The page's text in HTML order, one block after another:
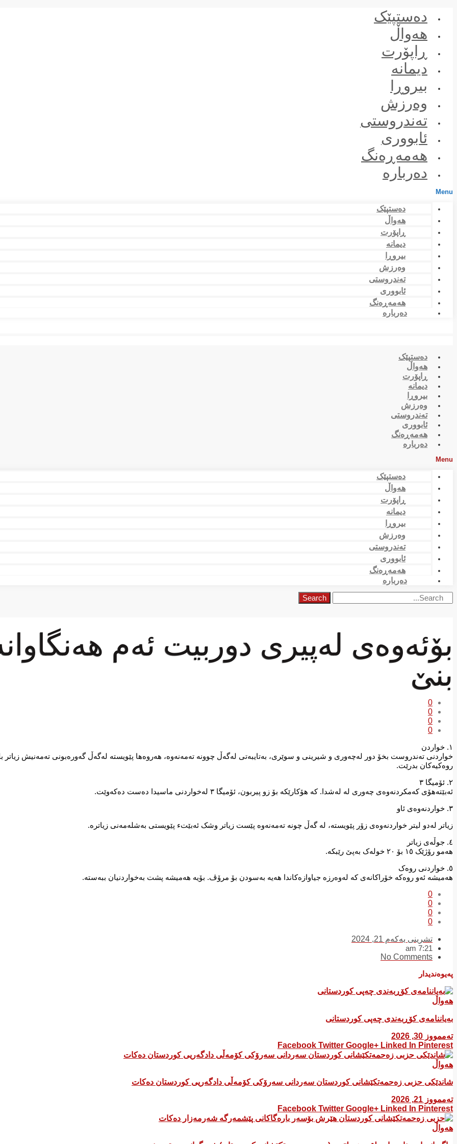
دەستپێک
هەواڵ
ڕاپۆرت
دیمانە
بیروڕا
وەرزش
تەندروستی
ئابووری
هەمەڕەنگ
دەربارە
Menu
دەستپێک
هەواڵ
ڕاپۆرت
دیمانە
بیروڕا
وەرزش
تەندروستی
ئابووری
هەمەڕەنگ
دەربارە
دەستپێک
هەواڵ
ڕاپۆرت
دیمانە
بیروڕا
وەرزش
تەندروستی
ئابووری
هەمەڕەنگ
دەربارە
Menu
دەستپێک
هەواڵ
ڕاپۆرت
دیمانە
بیروڕا
وەرزش
تەندروستی
ئابووری
هەمەڕەنگ
دەربارە
Search
بۆئەوەی لەپیری دوربیت ئەم
بنێ
0
0
0
0
١. خواردن
خواردنی تەندروست بخۆ دور لەچەوری و شیرینی و سوێری، بەتایبەتی لەگەڵ چوونە تەمەنەوە، ھەروەھا پێویستە لەگەڵ گەورەبونی تەمەنیش زیاتر
روەکیەکان بدرێت.
٢. ئۆمیگا ٣
ئەبێتەھۆی کەمکردنەوەی چەوری لە لەشدا. کە ھۆکارێکە بۆ زو پیربون، ئۆمیگا ٣ لەخواردنی ماسیدا دەست دەکەوێت.
٣. خواردنەوەی ئاو
زیاتر لەدو لیتر خواردنەوەی زۆر پێویستە، لە گەڵ چونە تەمەنەوە پێست زیاتر وشک ئەبێتء پێویستی بەشلەمەنی زیاترە.
٤. جوڵەی زیاتر
ھەمو رۆژێک ١٥ بۆ ٢٠ خولەک بەپێ رێبکە.
٥. خواردنی روەک
ھەمیشە ئەو روەکە خۆراکانەی کە لەوەرزە جیاوازەکاندا ھەیە بەسودن بۆ مرۆڤ. بۆیە ھەمیشە پشت بەخواردنیان ببەستە.
0
0
0
0
تشرینی یەکەم 21, 2024
7:21 am
No Comments
پەیوەندیدار
هەواڵ
بەیاننامەی کۆڕبەندی چەپی کوردستانی
تەممووز 30, 2026
Facebook Twitter Google+ Linked In Pinterest
هەواڵ
شاندێکی حزبی زەحمەتکێشانی کوردستان سەردانی سەرۆکی کۆمەڵی دادگەریی کوردستان دەکات
تەممووز 21, 2026
Facebook Twitter Google+ Linked In Pinterest
هەواڵ